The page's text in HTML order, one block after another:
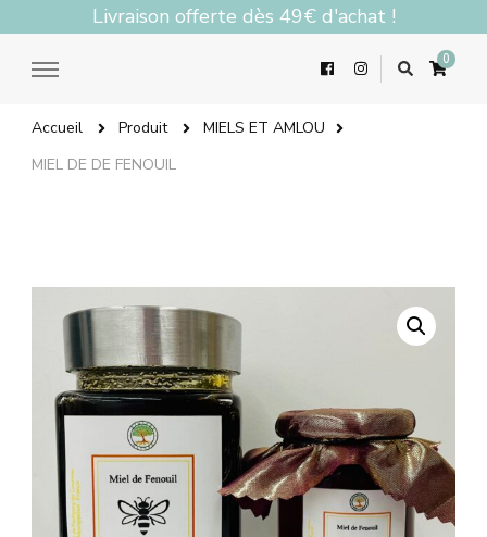
Livraison offerte dès 49€ d'achat !
0
Accueil Produit
MIELS ET AMLOU
MIEL DE DE FENOUIL